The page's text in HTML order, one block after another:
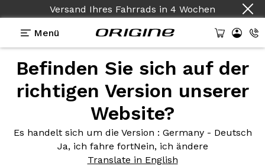
Versand Ihres Fahrrads in 4 Wochen
Menü
Befinden Sie sich auf der
richtigen Version unserer
Website?
Es handelt sich um die Version : Germany - Deutsch
Ja, ich fahre fortNein, ich ändere
Translate in English
Erfahrungsberichte >Vélo de course Axxome II RS
course Axxome II RS
Campagnolo Chorus et
Shamal